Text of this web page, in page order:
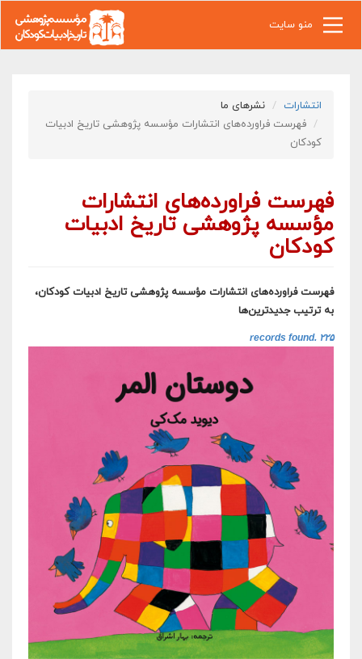
منو سایت
انتشارات
نشرهای ما
فهرست فراورده‌های انتشارات مؤسسه پژوهشی تاریخ ادبیات
کودکان
فهرست فراورده‌های انتشارات
مؤسسه پژوهشی تاریخ ادبیات
کودکان
فهرست فراورده‌های انتشارات مؤسسه پژوهشی تاریخ ادبیات کودکان،
به ترتیب جدیدترین‌ها
۲۲۵ records found.‎